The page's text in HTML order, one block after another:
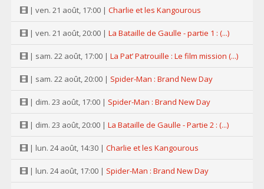
| ven. 21 août, 17:00 | Charlie et les Kangourous
| ven. 21 août, 20:00 | La Bataille de Gaulle - partie 1 : (...)
| sam. 22 août, 17:00 | La Pat’ Patrouille : Le film mission (...)
| sam. 22 août, 20:00 | Spider-Man : Brand New Day
| dim. 23 août, 17:00 | Spider-Man : Brand New Day
| dim. 23 août, 20:00 | La Bataille de Gaulle - Partie 2 : (...)
| lun. 24 août, 14:30 | Charlie et les Kangourous
| lun. 24 août, 17:00 | Spider-Man : Brand New Day